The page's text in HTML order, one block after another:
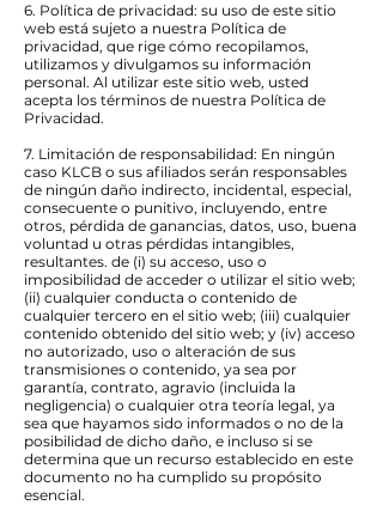
6. Política de privacidad: su uso de este sitio
web está sujeto a nuestra Política de
privacidad, que rige cómo recopilamos,
utilizamos y divulgamos su información
personal. Al utilizar este sitio web, usted
acepta los términos de nuestra Política de
Privacidad.
7. Limitación de responsabilidad: En ningún
caso KLCB o sus afiliados serán responsables
de ningún daño indirecto, incidental, especial,
consecuente o punitivo, incluyendo, entre
otros, pérdida de ganancias, datos, uso, buena
voluntad u otras pérdidas intangibles,
resultantes. de (i) su acceso, uso o
imposibilidad de acceder o utilizar el sitio web;
(ii) cualquier conducta o contenido de
cualquier tercero en el sitio web; (iii) cualquier
contenido obtenido del sitio web; y (iv) acceso
no autorizado, uso o alteración de sus
transmisiones o contenido, ya sea por
garantía, contrato, agravio (incluida la
negligencia) o cualquier otra teoría legal, ya
sea que hayamos sido informados o no de la
posibilidad de dicho daño, e incluso si se
determina que un recurso establecido en este
documento no ha cumplido su propósito
esencial.